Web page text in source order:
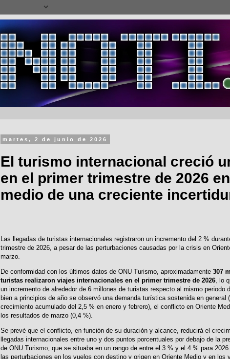
martes, 2 de junio de 2026
El turismo internacional creció
en el primer trimestre de 2026 en
medio de una creciente
Las llegadas de turistas internacionales registraron un incremento del 2 %
trimestre de 2026, a pesar de las perturbaciones causadas por la crisis en
marzo.
De conformidad con los últimos datos de ONU Turismo, aproximadamente 307
turistas realizaron viajes internacionales en el primer trimestre de 2026, lo
un incremento de alrededor de 6 millones de turistas respecto al mismo periodo
bien a principios de año se observó una demanda turística sostenida en general
crecimiento acumulado del 2,5 % en enero y febrero), el conflicto en Oriente
los resultados de marzo (0,4 %).
Se prevé que el conflicto, en función de su duración y alcance, reducirá el
llegadas internacionales entre uno y dos puntos porcentuales por debajo de la
de ONU Turismo, que se situaba en un rango de entre el 3 % y el 4 % para
las perturbaciones en los vuelos con destino y origen en Oriente Medio y en los